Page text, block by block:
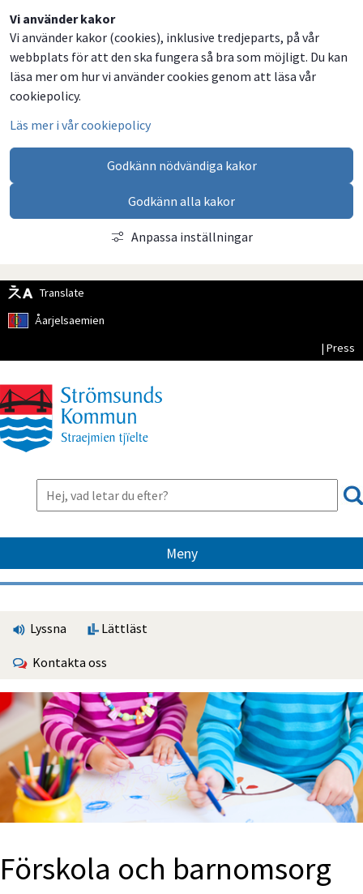
Vi använder kakor
Vi använder kakor (cookies), inklusive tredjeparts, på vår
webbplats för att den ska fungera så bra som möjligt. Du kan
läsa mer om hur vi använder cookies genom att läsa vår
cookiepolicy.
Läs mer i vår cookiepolicy
Godkänn nödvändiga kakor
Godkänn alla kakor
Anpassa inställningar
Translate
Åarjelsaemien
| Press
Meny
Lyssna Lättläst
Kontakta oss
Förskola och barnomsorg
Dela
på
Facebook
Dela
på
Twitter
Dela
på
LinkedIn
Dela
via
email